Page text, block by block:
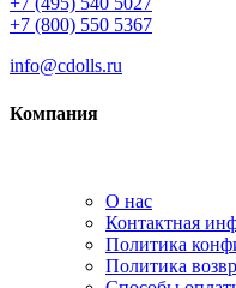
+7 (800) 550 5367
info@cdolls.ru
Компания
О нас
Контактная
Политика
Политика